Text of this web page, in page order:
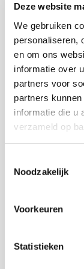
Deze website
We gebruiken
personaliseren,
en om ons
informatie over
partners voor
partners
informatie die u
verzameld op
Noodzakelijk
Voorkeuren
Statistieken
praktijk de
kan vinden.
het begin
nagaan hoe
kunnen
Frouke
oprecht
kunnen
inzetten van